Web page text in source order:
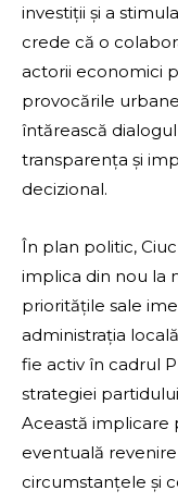
investiții și a
crede că o
actorii economici
provocările
întărească
transparența și
decizional.
În plan politic,
implica din nou la
prioritățile sale
administrația
fie activ în cadrul
strategiei
Această implicare
eventuală
circumstanțele și